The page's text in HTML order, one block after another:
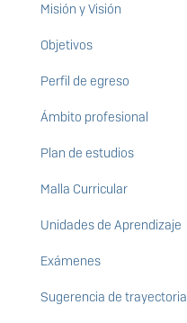
Misión y Visión
Objetivos
Perfil de egreso
Ámbito profesional
Plan de estudios
Malla Curricular
Unidades de Aprendizaje
Exámenes
Sugerencia de trayectoria